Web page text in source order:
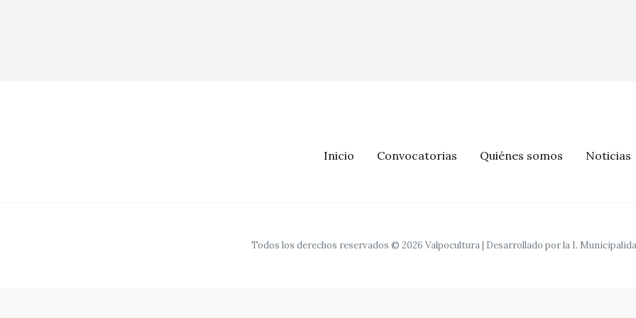
Inicio Convocatorias Quiénes somos Noticias
Todos los derechos reservados © 2026 Valpocultura | Desarrollado por la I.